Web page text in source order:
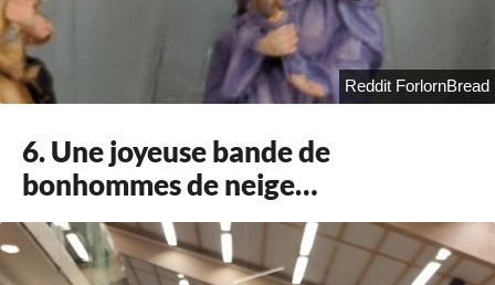
Reddit ForlornBread
6. Une joyeuse bande de
bonhommes de neige…